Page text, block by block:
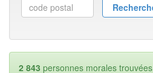
2 843 personnes morales trouvées